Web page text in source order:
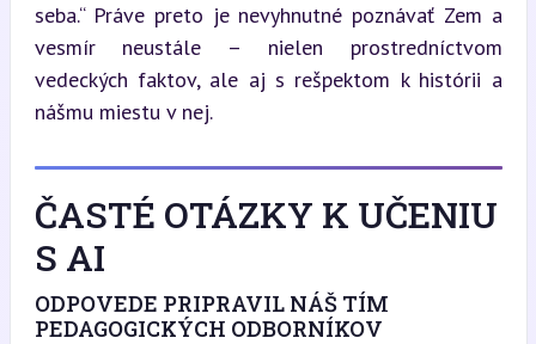
seba.“ Práve preto je nevyhnutné poznávať Zem a
vesmír neustále – nielen prostredníctvom
vedeckých faktov, ale aj s rešpektom k histórii a
nášmu miestu v nej.
ČASTÉ OTÁZKY K UČENIU
S AI
ODPOVEDE PRIPRAVIL NÁŠ TÍM
PEDAGOGICKÝCH ODBORNÍKOV